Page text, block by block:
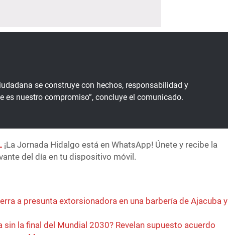
se construye con hechos, responsabilidad y
es nuestro compromiso”, concluye el comunicado.
¡La Jornada Hidalgo está en WhatsApp! Únete y recibe la
del día en tu dispositivo móvil.
a presunta extorsionadora en una barbería de Ajacuba y
sin la final del Mundial 2030? Revelan supuesto acuerdo